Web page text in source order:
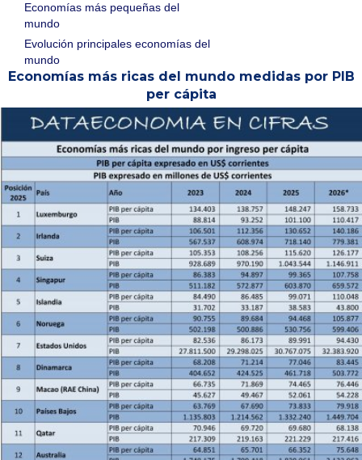
Economías más pequeñas del
mundo
Evolución principales economías del
mundo
Economías más ricas del mundo medidas por PIB
per cápita